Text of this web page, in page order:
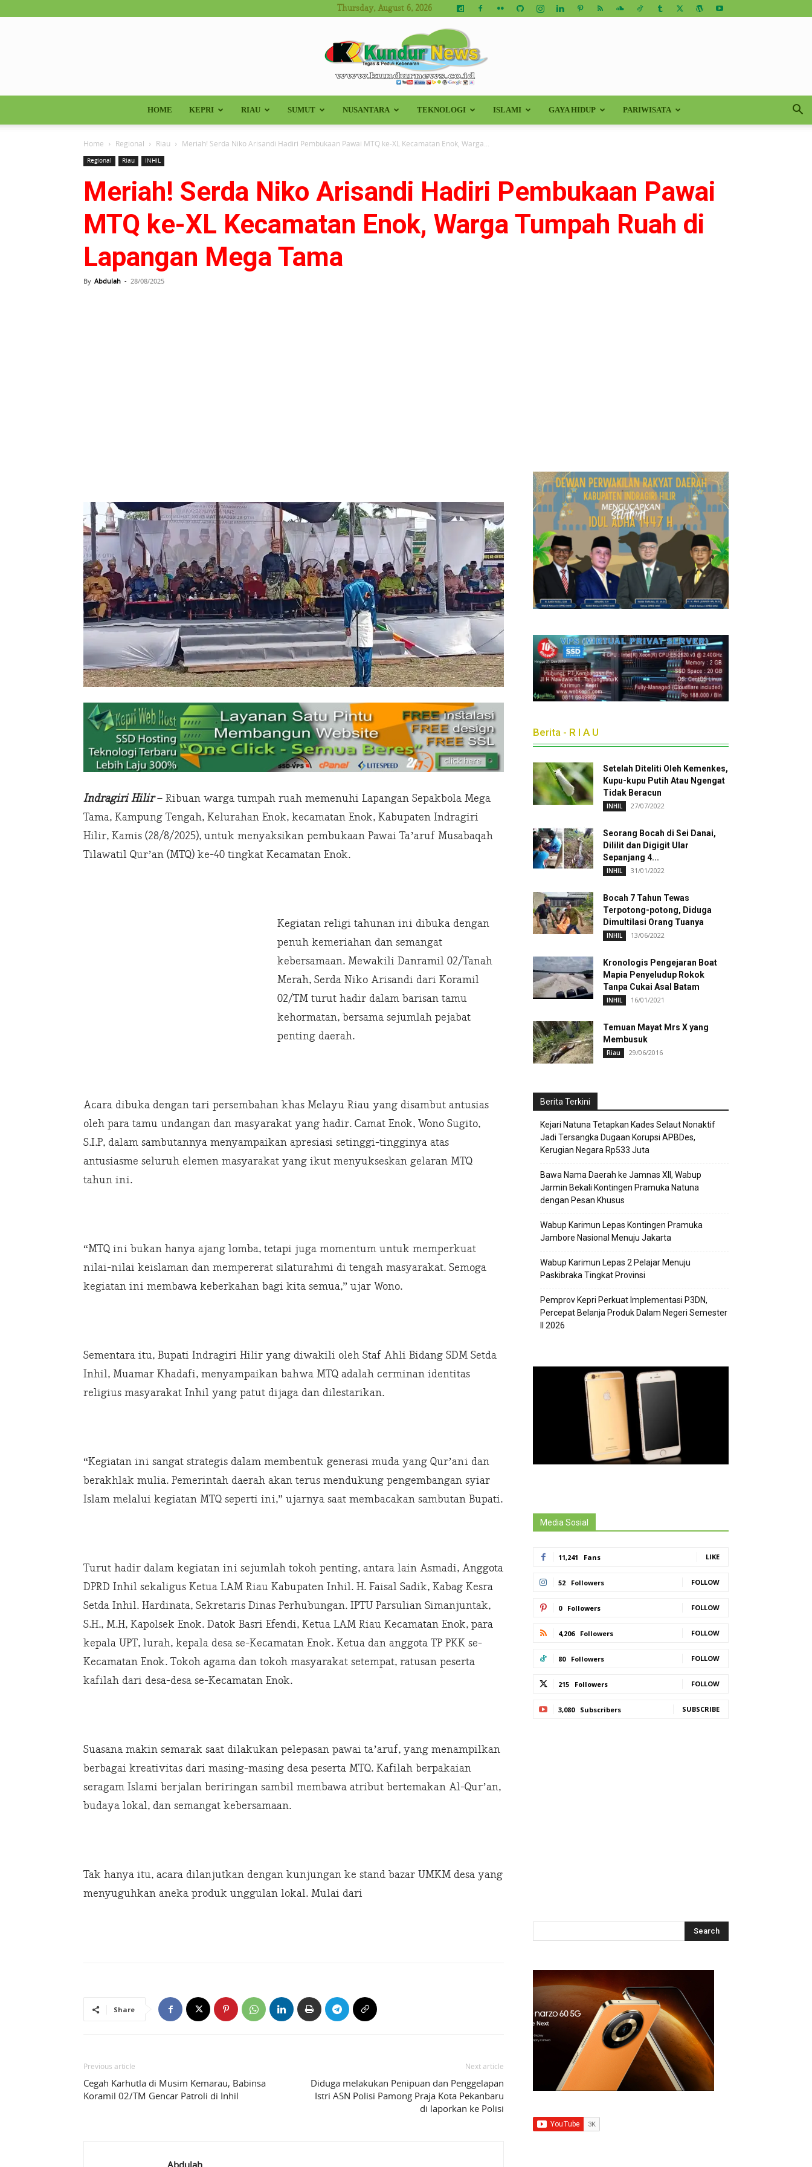
Thursday, August 6, 2026
Kundur
News
HOME KEPRI RIAU SUMUT NUSANTARA TEKNOLOGI ISLAMI GAYA HIDUP PARIWISATA
Home Regional Riau Meriah! Serda Niko Arisandi Hadiri Pembukaan Pawai MTQ ke-XL Kecamatan Enok, Warga...
Regional Riau INHIL
Meriah! Serda Niko Arisandi Hadiri Pembukaan Pawai
MTQ ke-XL Kecamatan Enok, Warga Tumpah Ruah di
Lapangan Mega Tama
By Abdulah - 28/08/2025
Indragiri Hilir– Ribuan warga tumpah ruah memenuhi Lapangan Sepakbola Mega
Tama, Kampung Tengah, Kelurahan Enok, kecamatan Enok, Kabupaten Indragiri
Hilir, Kamis (28/8/2025), untuk menyaksikan pembukaan Pawai Ta’aruf Musabaqah
Tilawatil Qur’an (MTQ) ke-40 tingkat Kecamatan Enok.
Kegiatan religi tahunan ini dibuka dengan
penuh kemeriahan dan semangat
kebersamaan. Mewakili Danramil 02/Tanah
Merah, Serda Niko Arisandi dari Koramil
02/TM turut hadir dalam barisan tamu
kehormatan, bersama sejumlah pejabat
penting daerah.
Acara dibuka dengan tari persembahan khas Melayu Riau yang disambut antusias
oleh para tamu undangan dan masyarakat yang hadir. Camat Enok, Wono Sugito,
S.I.P, dalam sambutannya menyampaikan apresiasi setinggi-tingginya atas
antusiasme seluruh elemen masyarakat yang ikut menyukseskan gelaran MTQ
tahun ini.
“MTQ ini bukan hanya ajang lomba, tetapi juga momentum untuk memperkuat
nilai-nilai keislaman dan mempererat silaturahmi di tengah masyarakat. Semoga
kegiatan ini membawa keberkahan bagi kita semua,” ujar Wono.
Sementara itu, Bupati Indragiri Hilir yang diwakili oleh Staf Ahli Bidang SDM Setda
Inhil, Muamar Khadafi, menyampaikan bahwa MTQ adalah cerminan identitas
religius masyarakat Inhil yang patut dijaga dan dilestarikan.
“Kegiatan ini sangat strategis dalam membentuk generasi muda yang Qur’ani dan
berakhlak mulia. Pemerintah daerah akan terus mendukung pengembangan syiar
Islam melalui kegiatan MTQ seperti ini,” ujarnya saat membacakan sambutan Bupati.
Turut hadir dalam kegiatan ini sejumlah tokoh penting, antara lain Asmadi, Anggota
DPRD Inhil sekaligus Ketua LAM Riau Kabupaten Inhil. H. Faisal Sadik, Kabag Kesra
Setda Inhil. Hardinata, Sekretaris Dinas Perhubungan. IPTU Parsulian Simanjuntak,
S.H., M.H, Kapolsek Enok. Datok Basri Efendi, Ketua LAM Riau Kecamatan Enok, para
kepala UPT, lurah, kepala desa se-Kecamatan Enok. Ketua dan anggota TP PKK se-
Kecamatan Enok. Tokoh agama dan tokoh masyarakat setempat, ratusan peserta
kafilah dari desa-desa se-Kecamatan Enok.
Suasana makin semarak saat dilakukan pelepasan pawai ta’aruf, yang menampilkan
berbagai kreativitas dari masing-masing desa peserta MTQ. Kafilah berpakaian
seragam Islami berjalan beriringan sambil membawa atribut bertemakan Al-Qur’an,
budaya lokal, dan semangat kebersamaan.
Tak hanya itu, acara dilanjutkan dengan kunjungan ke stand bazar UMKM desa yang
menyuguhkan aneka produk unggulan lokal. Mulai dari
Share
Previous article
Cegah Karhutla di Musim Kemarau, Babinsa
Koramil 02/TM Gencar Patroli di Inhil
Next article
Diduga melakukan Penipuan dan Penggelapan
Istri ASN Polisi Pamong Praja Kota Pekanbaru
di laporkan ke Polisi
Berita - R I A U
Setelah Diteliti Oleh Kemenkes,
Kupu-kupu Putih Atau Ngengat
Tidak Beracun
INHIL 27/07/2022
Seorang Bocah di Sei Danai,
Dililit dan Digigit Ular
Sepanjang 4...
INHIL 31/01/2022
Bocah 7 Tahun Tewas
Terpotong-potong, Diduga
Dimultilasi Orang Tuanya
INHIL 13/06/2022
Kronologis Pengejaran Boat
Mapia Penyeludup Rokok
Tanpa Cukai Asal Batam
INHIL 16/01/2021
Temuan Mayat Mrs X yang
Membusuk
Riau 29/06/2016
Berita Terkini
Kejari Natuna Tetapkan Kades Selaut Nonaktif
Jadi Tersangka Dugaan Korupsi APBDes,
Kerugian Negara Rp533 Juta
Bawa Nama Daerah ke Jamnas XII, Wabup
Jarmin Bekali Kontingen Pramuka Natuna
dengan Pesan Khusus
Wabup Karimun Lepas Kontingen Pramuka
Jambore Nasional Menuju Jakarta
Wabup Karimun Lepas 2 Pelajar Menuju
Paskibraka Tingkat Provinsi
Pemprov Kepri Perkuat Implementasi P3DN,
Percepat Belanja Produk Dalam Negeri Semester
II 2026
Media Sosial
11,241 Fans LIKE
52 Followers FOLLOW
0 Followers FOLLOW
4,206 Followers FOLLOW
80 Followers FOLLOW
215 Followers FOLLOW
3,080 Subscribers SUBSCRIBE